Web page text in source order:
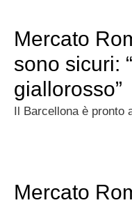
Mercato
sono sicuri:
giallorosso”
Il Barcellona è
Mercato